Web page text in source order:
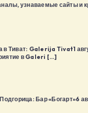
узнаваемые сайты и
Тиват: Galerija Tivat1
в Galeri […]
Бар «Богарт»6